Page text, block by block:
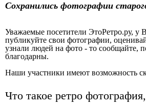
Сохранились фотографии
Уважаемые посетители ЭтоРетро.ру, у
публикуйте свои фотографии,
узнали людей на фото - то сообщайте,
благодарны.
Наши участники имеют возможность
Что такое ретро